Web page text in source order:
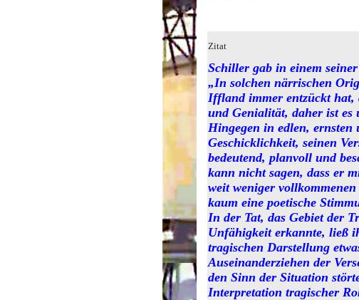
Zitat
Schiller gab in einem
„In solchen närrischen
Iffland immer entzückt
und Genialität, daher ist es
Hingegen in edlen, ernsten
Geschicklichkeit, seinen
bedeutend, planvoll und
kann nicht sagen, dass er
weit weniger
kaum eine poetische
In der Tat, das Gebiet der
Unfähigkeit erkannte, ließ
tragischen Darstellung
Auseinanderziehen der
den Sinn der Situation
Interpretation tragischer